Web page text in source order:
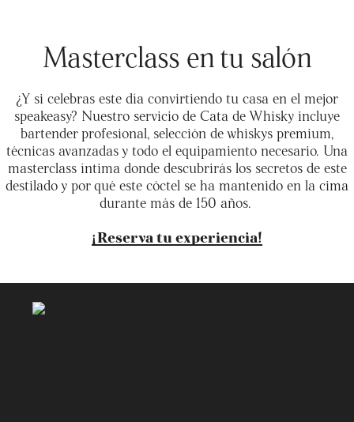
Masterclass en tu salón
¿Y si celebras este día convirtiendo tu casa en el mejor
speakeasy? Nuestro servicio de Cata de Whisky incluye
bartender profesional, selección de whiskys premium,
técnicas avanzadas y todo el equipamiento necesario. Una
masterclass íntima donde descubrirás los secretos de este
destilado y por qué este cóctel se ha mantenido en la cima
durante más de 150 años.
¡Reserva tu experiencia!